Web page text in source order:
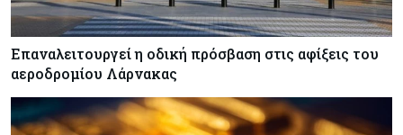
Επαναλειτουργεί η οδική πρόσβαση στις αφίξεις του
αεροδρομίου Λάρνακας